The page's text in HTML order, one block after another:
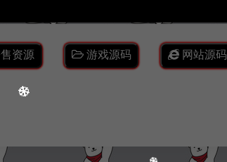
资源 游戏源码 网站源码